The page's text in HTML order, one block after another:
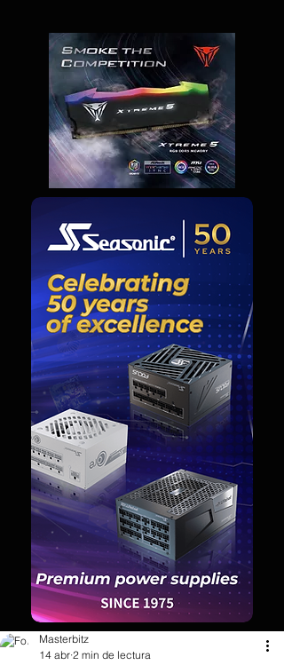
Masterbitz
14 abr 2 min de lectura